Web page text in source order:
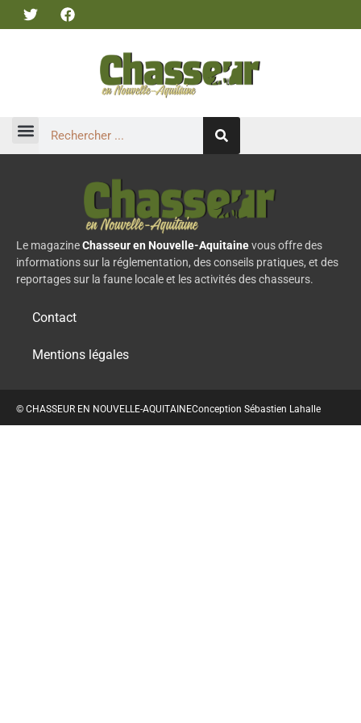
Le magazineChasseur en Nouvelle-Aquitainevous offre des
informations sur la réglementation, des conseils pratiques, et des
reportages sur la faune locale et les activités des chasseurs.
Contact
Mentions légales
© CHASSEUR EN NOUVELLE-AQUITAINEConception Sébastien Lahalle